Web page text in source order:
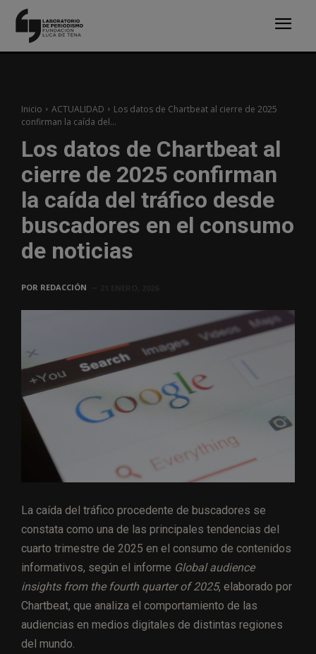
Inicio ACTUALIDAD
Los datos de Chartbeat al cierre de 2025
confirman la caída del...
Los datos de Chartbeat al
cierre de 2025 confirman
la caída del tráfico desde
buscadores en el consumo
de noticias
POR REDACCIÓN
La caída del tráfico procedente de buscadores se
constata como una de las principales tendencias del
cuarto trimestre de 2025 en el consumo de contenidos
informativos, según el informe Global audience
insights from the fourth quarter of 2025, elaborado por
Chartbeat, que analiza el comportamiento de las
audiencias en medios digitales de distintas regiones
del mundo.